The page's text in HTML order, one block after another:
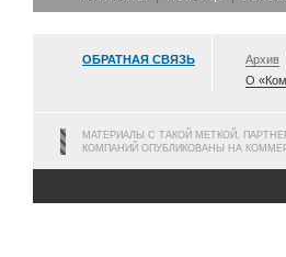
ОБРАТНАЯ СВЯЗЬ Архив
О
МАТЕРИАЛЫ С ТАКОЙ МЕТКОЙ,
КОМПАНИЙ ОПУБЛИКОВАНЫ НА